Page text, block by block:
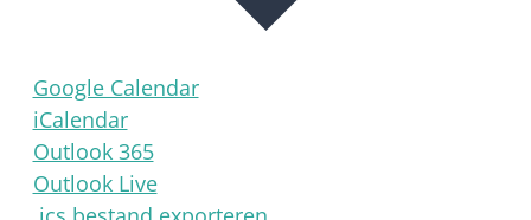
Google Calendar
iCalendar
Outlook 365
Outlook Live